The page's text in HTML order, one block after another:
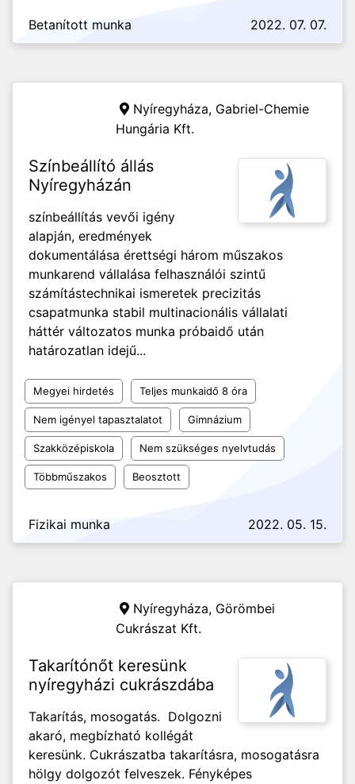
Betanított munka 2022. 07. 07.
Nyíregyháza, Gabriel-Chemie
Hungária Kft.
Színbeállító állás
Nyíregyházán
színbeállítás vevői igény
alapján, eredmények
dokumentálása érettségi három műszakos
munkarend vállalása felhasználói szintű
számítástechnikai ismeretek precizitás
csapatmunka stabil multinacionális vállalati
háttér változatos munka próbaidő után
határozatlan idejű...
Megyei hirdetés Teljes munkaidő 8 óra
Nem igényel tapasztalatot Gimnázium
Szakközépiskola Nem szükséges nyelvtudás
Többműszakos Beosztott
Fizikai munka 2022. 05. 15.
Nyíregyháza, Görömbei
Cukrászat Kft.
Takarítónőt keresünk
nyíregyházi cukrászdába
Takarítás, mosogatás. Dolgozni
akaró, megbízható kollégát
keresünk. Cukrászatba takarításra, mosogatásra
hölgy dolgozót felveszek. Fényképes